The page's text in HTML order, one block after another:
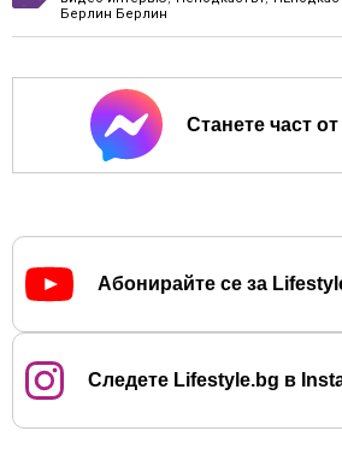
Берлин Берлин
Станете част
Абонирайте се за
Следете Lifestyle.bg в